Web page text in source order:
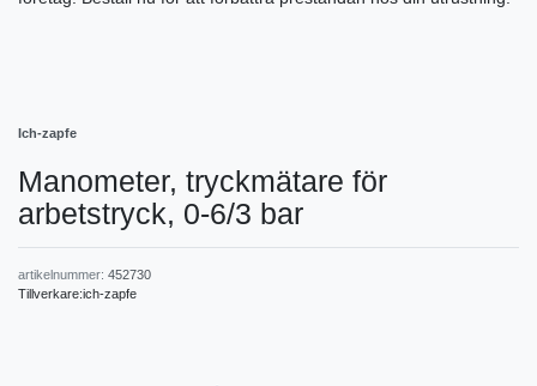
Ich-zapfe
Manometer, tryckmätare för
arbetstryck, 0-6/3 bar
artikelnummer: 452730
Tillverkare:ich-zapfe